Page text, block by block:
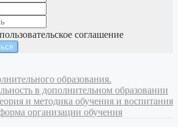
пользовательское соглашение
образования.
в дополнительном образовании
и методика обучения и воспитания
организации обучения